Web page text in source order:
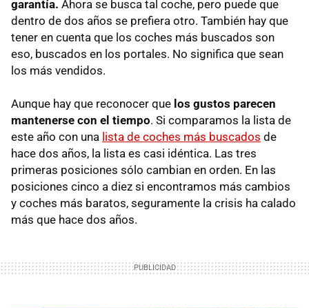
garantía. Ahora se busca tal coche, pero puede que
dentro de dos años se prefiera otro. También hay que
tener en cuenta que los coches más buscados son
eso, buscados en los portales. No significa que sean
los más vendidos.
Aunque hay que reconocer que los gustos parecen
mantenerse con el tiempo. Si comparamos la lista de
este año con una lista de coches más buscados de
hace dos años, la lista es casi idéntica. Las tres
primeras posiciones sólo cambian en orden. En las
posiciones cinco a diez si encontramos más cambios
y coches más baratos, seguramente la crisis ha calado
más que hace dos años.